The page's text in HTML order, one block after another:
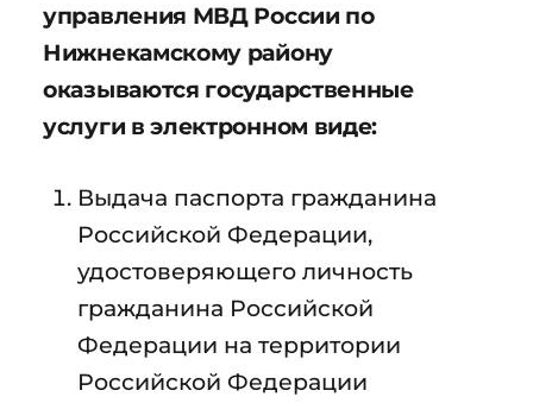
управления МВД России по
Нижнекамскому району
оказываются государственные
услуги в электронном виде:
Выдача паспорта гражданина
Российской Федерации,
удостоверяющего личность
гражданина Российской
Федерации на территории
Российской Федерации